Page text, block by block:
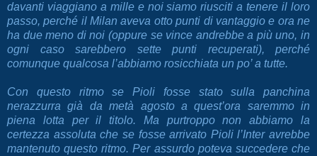
davanti viaggiano a mille e noi siamo riusciti a tenere il loro
passo, perché il Milan aveva otto punti di vantaggio e ora ne
ha due meno di noi (oppure se vince andrebbe a più uno, in
ogni caso sarebbero sette punti recuperati), perché
comunque qualcosa l’abbiamo rosicchiata un po’ a tutte.
Con questo ritmo se Pioli fosse stato sulla panchina
nerazzurra già da metà agosto a quest’ora saremmo in
piena lotta per il titolo. Ma purtroppo non abbiamo la
certezza assoluta che se fosse arrivato Pioli l’Inter avrebbe
mantenuto questo ritmo. Per assurdo poteva succedere che